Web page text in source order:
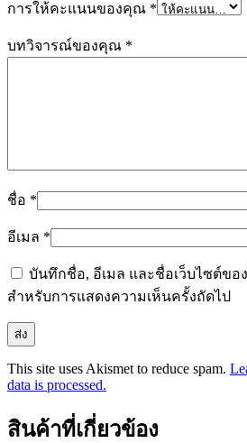
การให้คะแนนของคุณ *
บทวิจารณ์ของคุณ *
ชื่อ *
อีเมล *
บันทึกชื่อ, อีเมล และชื่อเว็บไซต์ขอ
สำหรับการแสดงความเห็นครั้งถัดไป
This site uses Akismet to reduce spam.
data is processed.
สินค้าที่เกี่ยวข้อง